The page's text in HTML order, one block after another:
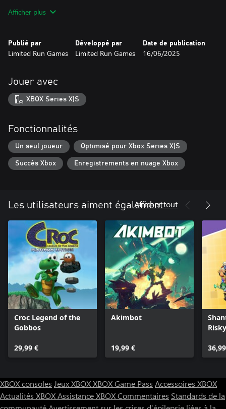
comprenant chaque chanson de chacun des jeux (même celles
les idiots de médias pourris dans l'audience, et une toute
Afficher plus
Publié par
Limited Run Games
Développé par
Limited Run Games
Date de publication
16/06/2025
Jouer avec
XBOX Series X|S
Fonctionnalités
Un seul joueur Optimisé pour Xbox Series X|S
Succès Xbox Enregistrements en nuage Xbox
Les utilisateurs aiment également
Afficher tout
Croc Legend of the
Gobbos
29,99 €
Akimbot
19,99 €
XBOX consoles Jeux XBOXXBOX Game Pass Accessoires XBOX
Actualités XBOXAssistance XBOXCommentaires Standards de la